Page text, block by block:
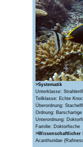
>Systematik
Unterklasse:
Teilklasse: Echte
Überordnung:
Ordnung:
Unterordnung:
Familie: Doktorfische
>Wissenschaftlicher
Acanthuridae